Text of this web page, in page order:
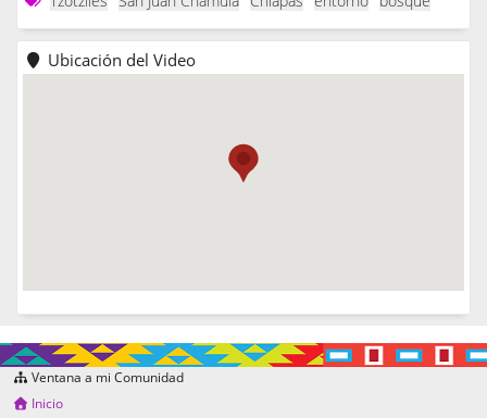
Ubicación del Video
Ventana a mi Comunidad
Inicio